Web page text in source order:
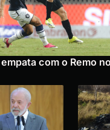
com o Remo